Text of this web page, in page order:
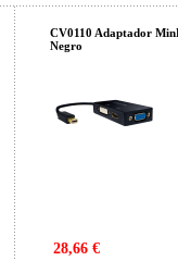
CV0110 Adaptador
Negro
28,66 €